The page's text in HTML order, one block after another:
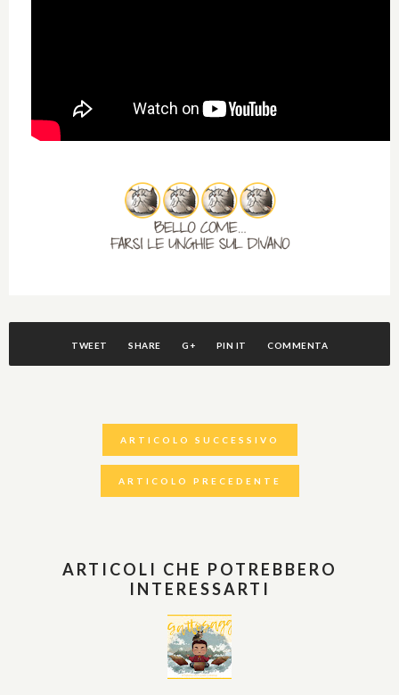
TWEET SHARE G+ PIN IT COMMENTA
ARTICOLO SUCCESSIVO
ARTICOLO PRECEDENTE
ARTICOLI CHE POTREBBERO
INTERESSARTI